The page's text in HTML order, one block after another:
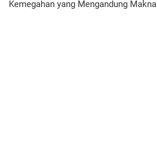
Kemegahan yang Mengandung Makna